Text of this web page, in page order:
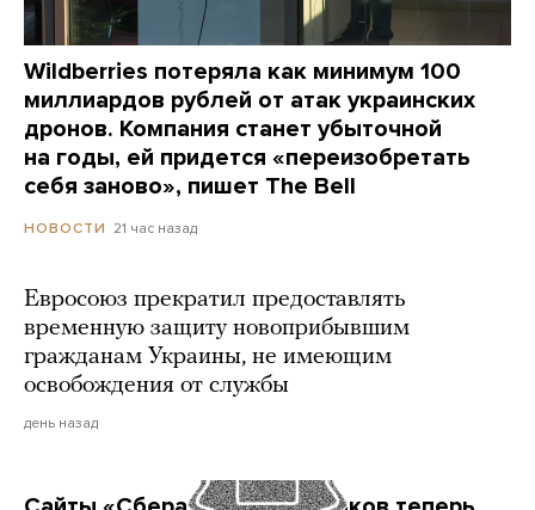
Wildberries потеряла как минимум 100
миллиардов рублей от атак украинских
дронов. Компания станет убыточной
на годы, ей придется «переизобретать
себя заново», пишет The Bell
НОВОСТИ 21 час назад
Евросоюз прекратил предоставлять
временную защиту новоприбывшим
гражданам Украины, не имеющим
освобождения от службы
день назад